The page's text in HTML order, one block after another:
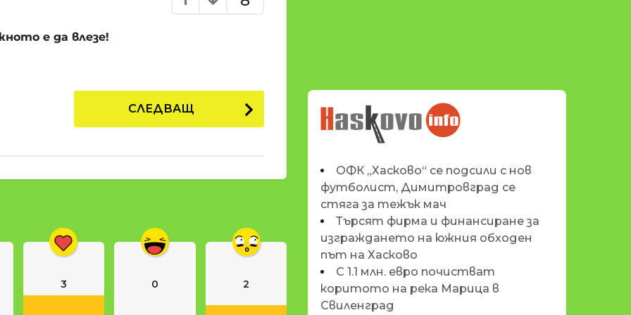
е да влезе!
СЛЕДВАЩ
3 0 2
НОВИНИТЕ НА
HASKOVO.INFO
ОФК „Хасково“ се подсили с нов
футболист, Димитровград се
стяга за тежък мач
Търсят фирма и финансиране за
изграждането на южния обходен
път на Хасково
С 1.1 млн. евро почистват
коритото на река Марица в
Свиленград